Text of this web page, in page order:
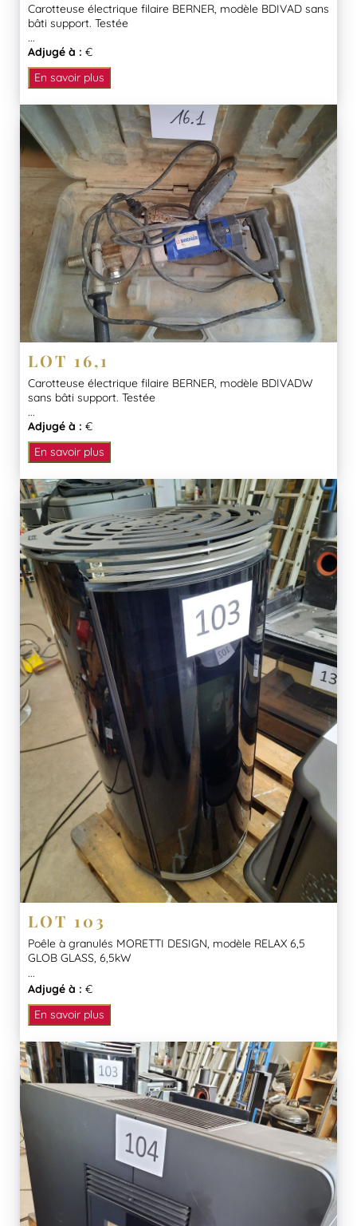
Carotteuse électrique filaire BERNER, modèle BDIVAD sans
bâti support. Testée
...
Adjugé à : €
En savoir plus
LOT 16,1
Carotteuse électrique filaire BERNER, modèle BDIVADW
sans bâti support. Testée
...
Adjugé à : €
En savoir plus
LOT 103
Poêle à granulés MORETTI DESIGN, modèle RELAX 6,5
GLOB GLASS, 6,5kW
...
Adjugé à : €
En savoir plus